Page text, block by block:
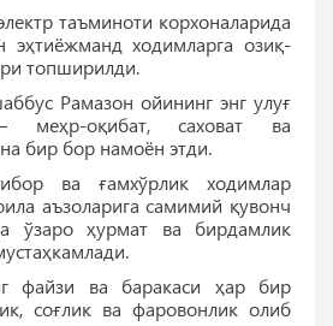
таъминоти корхоналарида
эҳтиёжманд ходимларга озиқ-
топширилди.
Рамазон ойининг энг улуғ
меҳр-оқибат, саховат ва
бир бор намоён этди.
ва ғамхўрлик ходимлар
аъзоларига самимий қувонч
ўзаро ҳурмат ва бирдамлик
файзи ва баракаси ҳар бир
соғлик ва фаровонлик олиб